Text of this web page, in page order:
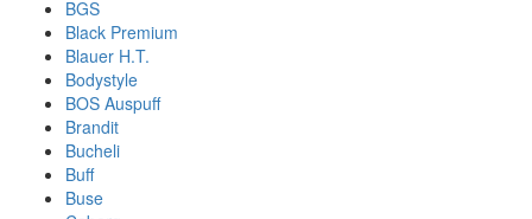
BGS
Black Premium
Blauer H.T.
Bodystyle
BOS Auspuff
Brandit
Bucheli
Buff
Buse